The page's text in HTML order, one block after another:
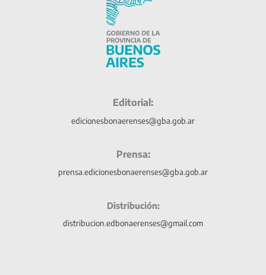
Editorial:
edicionesbonaerenses@gba.gob.ar
Prensa:
prensa.edicionesbonaerenses@gba.gob.ar
Distribución:
distribucion.edbonaerenses@gmail.com